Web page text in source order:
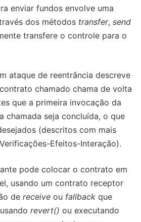
enviar fundos envolve uma
dos métodos transfer, send
transfere o controle para o
ataque de reentrância descreve
chamado chama de volta
que a primeira invocação da
chamada seja concluída, o que
(descritos com mais
Efeitos-Interação).
pode colocar o contrato em
usando um contrato receptor
de receive ou fallback que
revert() ou executando